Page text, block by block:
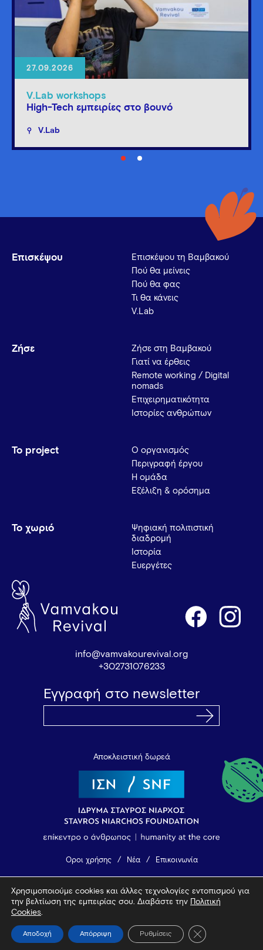
27.09.2026
V.Lab workshops
High-Tech εμπειρίες στο βουνό
V.Lab
Επισκέψου
Επισκέψου τη Βαμβακού
Πού θα μείνεις
Πού θα φας
Τι θα κάνεις
V.Lab
Ζήσε
Ζήσε στη Βαμβακού
Γιατί να έρθεις
Remote working / Digital
nomads
Επιχειρηματικότητα
Ιστορίες ανθρώπων
Το project
Ο οργανισμός
Περιγραφή έργου
Η ομάδα
Εξέλιξη & ορόσημα
Το χωριό
Ψηφιακή πολιτιστική
διαδρομή
Ιστορία
Ευεργέτες
info@vamvakourevival.org
+302731076233
Εγγραφή στο newsletter
Αποκλειστική δωρεά
Όροι χρήσης Νέα Επικοινωνία
© 2026 Vamvakou Revival
Χρησιμοποιούμε cookies και άλλες τεχνολογίες εντοπισμού για
την βελτίωση της εμπειρίας σου. Διαβάστε την
Πολιτική
Cookies.
Αποδοχή Απόρριψη Ρυθμίσεις Κλείσιμο του